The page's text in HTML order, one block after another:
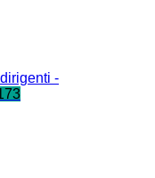
-